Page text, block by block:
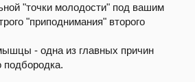
"точки молодости" под вашим
"приподнимания" второго
- одна из главных причин
подбородка.